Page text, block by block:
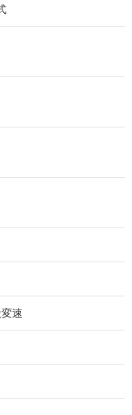
速